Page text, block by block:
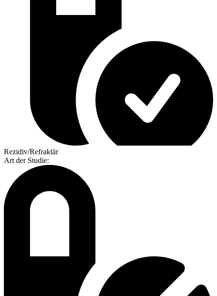
Rezidiv/Refraktär
Art der Studie: